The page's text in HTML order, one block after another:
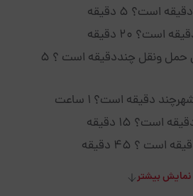
است؟ 5 دقیقه
20 دقیقه
فاصله تا دسترسی های حمل ونقل چنددقیقه است ؟ 5
دقیقه است؟ 1 ساعت
است؟ 15 دقیقه
؟ 45 دقیقه
نمایش بیشتر